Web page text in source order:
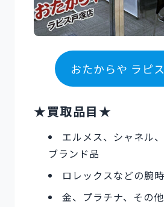
おたからや ラピ
★買取品目★
エルメス、シャネル
ブランド品
ロレックスなどの腕
金、プラチナ、その